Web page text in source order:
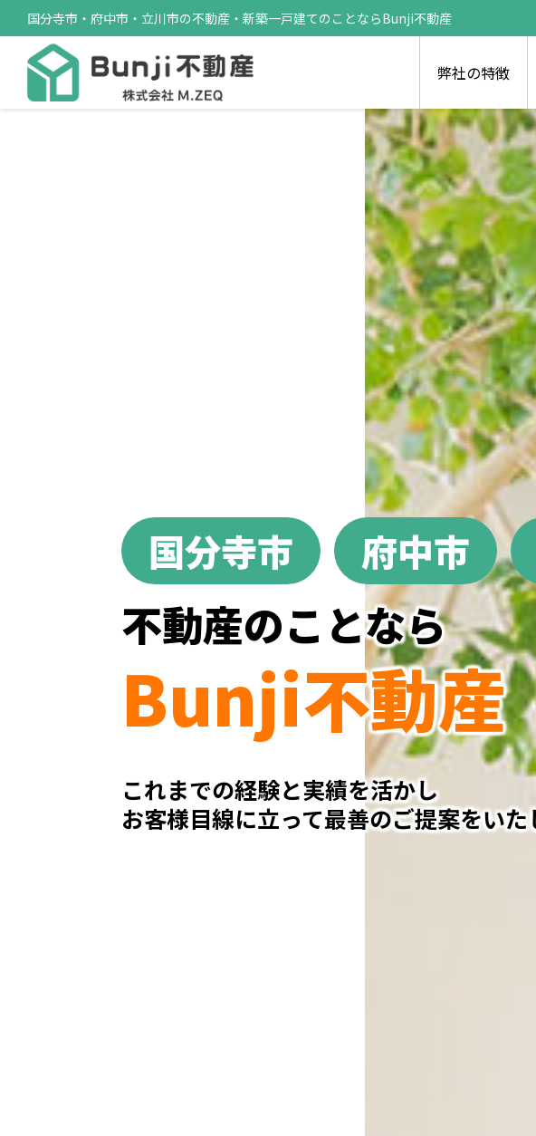
国分寺市・府中市・立川市の不動産・新築一戸建てのことならBunji不動産
弊社の特徴
国分寺市 府中市
不動産のことなら
Bunji不動産
これまでの経験と実績を活かし
お客様目線に立って最善のご提案をいた